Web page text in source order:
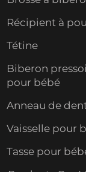
Récipient à
Tétine
Biberon
pour bébé
Anneau de
Vaisselle pour
Tasse pour